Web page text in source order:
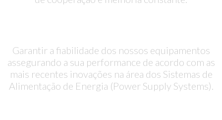
Garantir a fiabilidade dos nossos equipamentos
assegurando a sua performance de acordo com as
mais recentes inovações na área dos Sistemas de
Alimentação de Energia (Power Supply Systems).